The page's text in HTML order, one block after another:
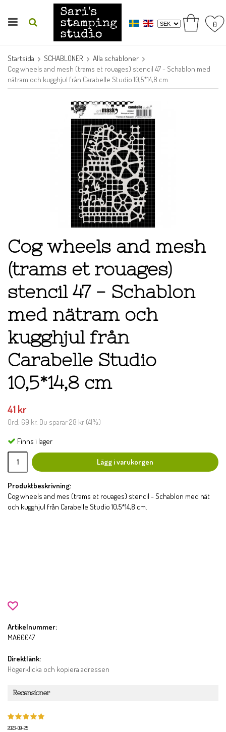
0
Startsida SCHABLONER
Alla schabloner
Cog wheels and mesh (trams et rouages) stencil 47 - Schablon med
nätram och kugghjul från Carabelle Studio 10,5*14,8 cm
Cog wheels and mesh
(trams et rouages)
stencil 47 - Schablon
med nätram och
kugghjul från
Carabelle Studio
10,5*14,8 cm
41 kr
Ord. 69 kr. Du sparar28 kr (41%)
Finns i lager
Lägg i varukorgen
Produktbeskrivning:
Cog wheels and mes (trams et rouages) stencil - Schablon med nät
och kugghjul från Carabelle Studio 10,5*14,8 cm.
Artikelnummer:
MA60047
Direktlänk:
Högerklicka och kopiera adressen
Recensioner
2023-09-25